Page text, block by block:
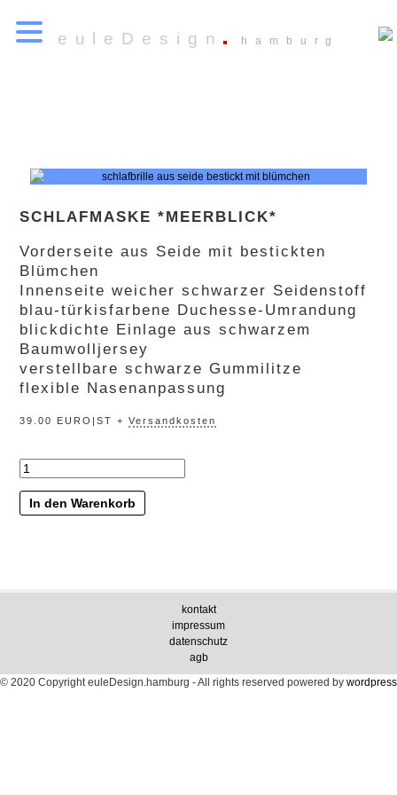
euleDesign hamburg
SCHLAFMASKE *MEERBLICK*
Vorderseite aus Seide mit bestickten
Blümchen
Innenseite weicher schwarzer Seidenstoff
blau-türkisfarbene Duchesse-Umrandung
blickdichte Einlage aus schwarzem
Baumwolljersey
verstellbare schwarze Gummilitze
flexible Nasenanpassung
39.00 EURO|ST +Versandkosten
Menge
In den Warenkorb
kontakt
impressum
datenschutz
agb
© 2020 Copyright euleDesign.hamburg - All rights reserved powered by wordpress